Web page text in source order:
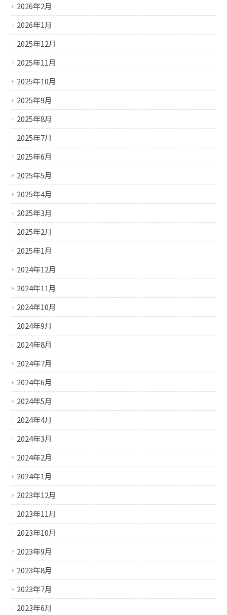
2026年2月
2026年1月
2025年12月
2025年11月
2025年10月
2025年9月
2025年8月
2025年7月
2025年6月
2025年5月
2025年4月
2025年3月
2025年2月
2025年1月
2024年12月
2024年11月
2024年10月
2024年9月
2024年8月
2024年7月
2024年6月
2024年5月
2024年4月
2024年3月
2024年2月
2024年1月
2023年12月
2023年11月
2023年10月
2023年9月
2023年8月
2023年7月
2023年6月